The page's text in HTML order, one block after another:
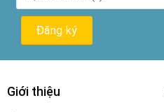
Giới thiệu